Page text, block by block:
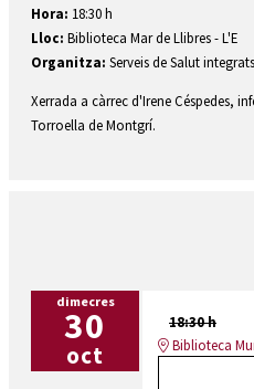
Hora: 18:30 h
Lloc: Biblioteca Mar de Llibres - L'E
Organitza: Serveis de Salut
Xerrada a càrrec d'Irene Céspedes,
Torroella de Montgrí.
dimecres
30
oct
18:30 h
Biblioteca